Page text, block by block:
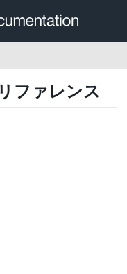
ファレンス